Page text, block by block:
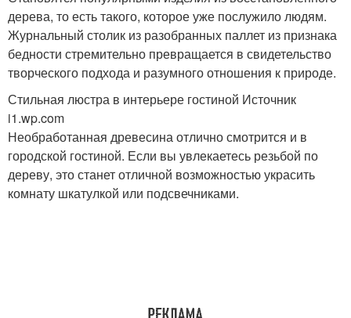
дерева, то есть такого, которое уже послужило людям.
Журнальный столик из разобранных паллет из признака
бедности стремительно превращается в свидетельство
творческого подхода и разумного отношения к природе.
Стильная люстра в интерьере гостиной Источник
i1.wp.com
Необработанная древесина отлично смотрится и в
городской гостиной. Если вы увлекаетесь резьбой по
дереву, это станет отличной возможностью украсить
комнату шкатулкой или подсвечниками.